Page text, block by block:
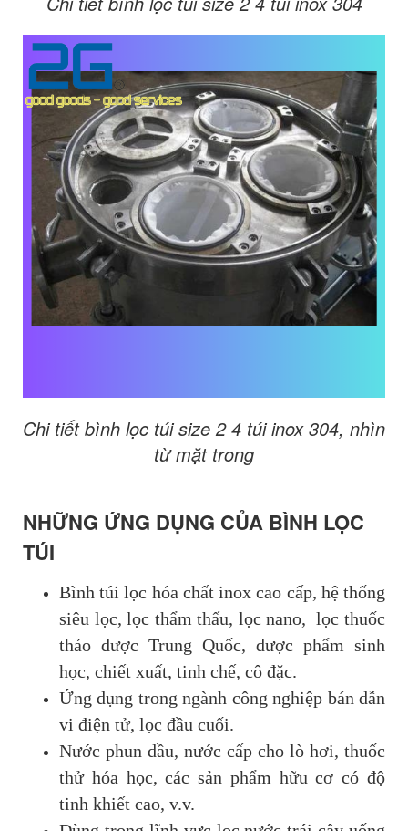
Chi tiết bình lọc túi size 2 4 túi inox 304, nhìn
từ mặt trong
NHỮNG ỨNG DỤNG CỦA BÌNH LỌC
TÚI
Bình túi lọc hóa chất inox cao cấp, hệ thống
siêu lọc, lọc thẩm thấu, lọc nano, lọc thuốc
thảo dược Trung Quốc, dược phẩm sinh
học, chiết xuất, tinh chế, cô đặc.
Ứng dụng trong ngành công nghiệp bán dẫn
vi điện tử, lọc đầu cuối.
Nước phun dầu, nước cấp cho lò hơi, thuốc
thử hóa học, các sản phẩm hữu cơ có độ
tinh khiết cao, v.v.